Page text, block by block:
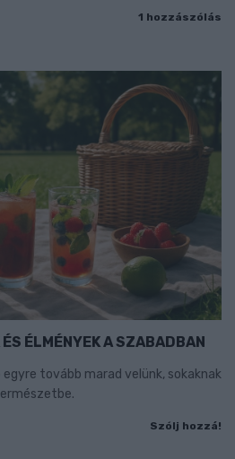
1 hozzászólás
ÉLMÉNYEK A SZABADBAN
tovább marad velünk, sokaknak
Szólj hozzá!